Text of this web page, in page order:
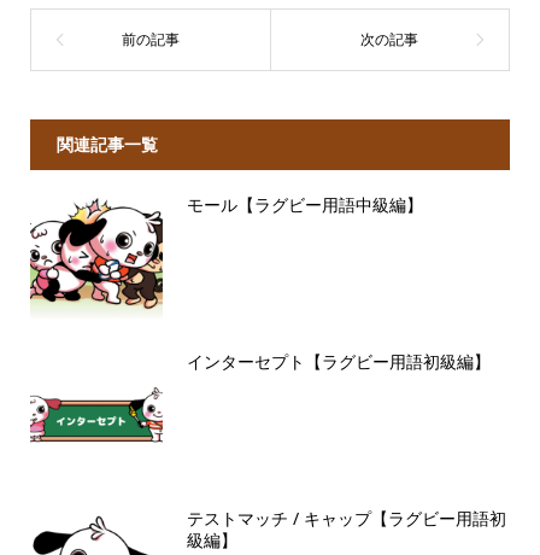
関連記事一覧
モール【ラグビー用語中級編】
インターセプト【ラグビー用語初級編】
テストマッチ / キャップ【ラグビー用語初
級編】